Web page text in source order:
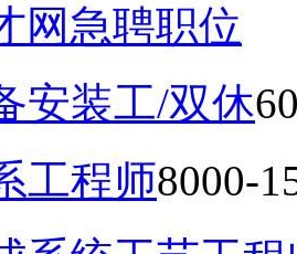
网急聘职位
安装工/双休
工程师8000-